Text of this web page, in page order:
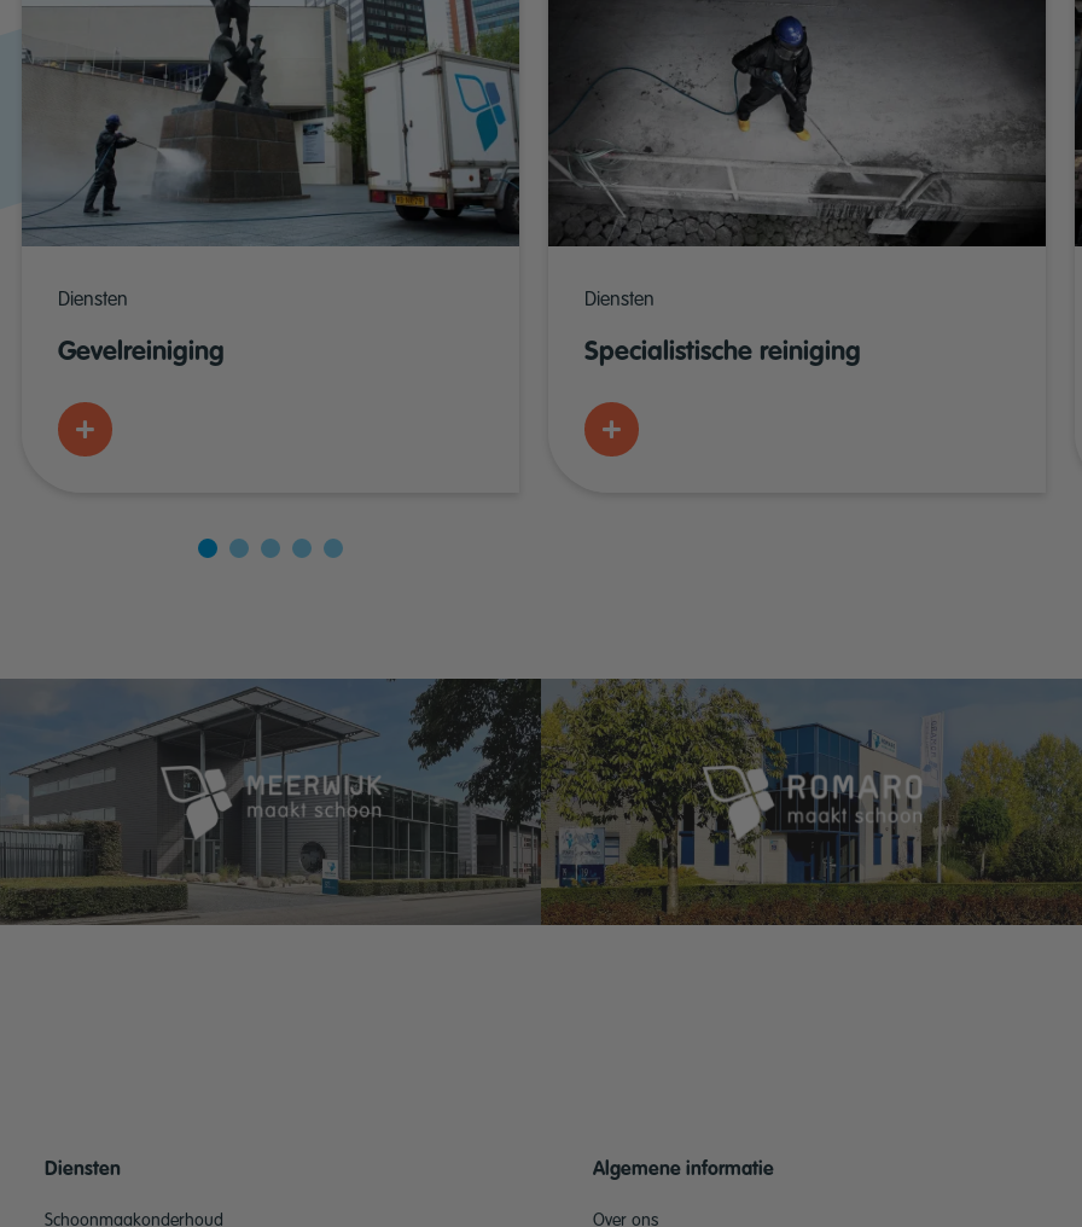
Diensten
Gevelreiniging
Meer weten
Diensten
Specialistische reiniging
Meer weten
Diensten
Schoonmaakonderhoud
Algemene informatie
Over ons